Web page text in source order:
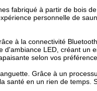
fabriqué à partir de bois
personnelle de
à la connectivité
LED, créant
selon vos
Grâce à un
santé en un rien de